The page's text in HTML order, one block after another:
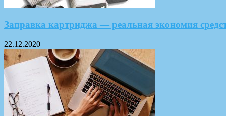
Заправка картриджа — реальная экономия
22.12.2020